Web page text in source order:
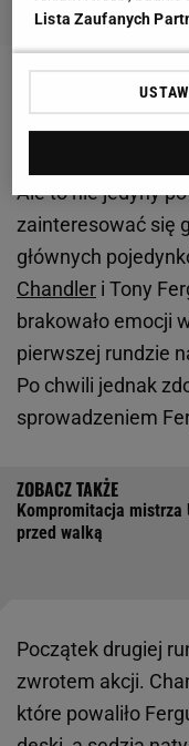
Zobacz wideo
będzie ciekawa
Ale to nie jedyny
zainteresować się
głównych
Chandler i Tony
brakowało emocji
pierwszej rundzie
Po chwili jednak
sprowadzeniem
Kompromitacja mistrza
przed walką
Początek drugiej
zwrotem akcji.
które powaliło
Lista Zaufanych